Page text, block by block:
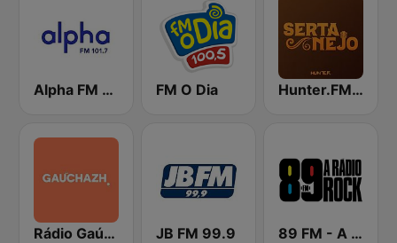
Alpha FM 101.7 FM O Dia Hunter.FM - Sertanejo
Rádio Gaúcha ZH JB FM 99.9 89 FM - A Rádio Rock